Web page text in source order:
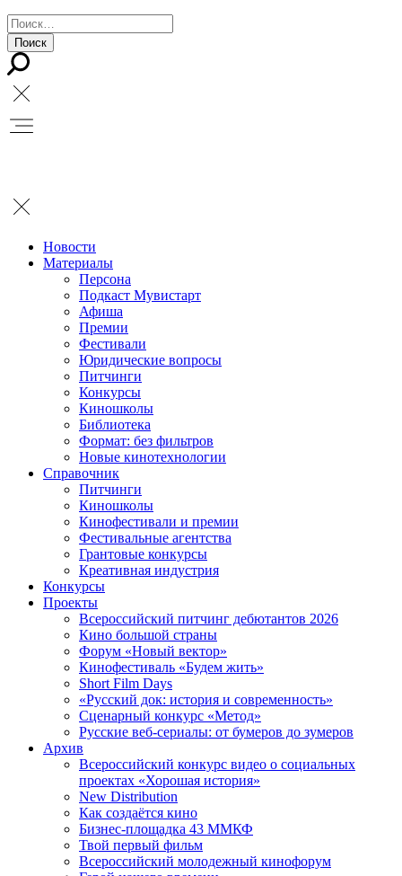
Новости
Материалы
Персона
Подкаст Мувистарт
Афиша
Премии
Фестивали
Юридические вопросы
Питчинги
Конкурсы
Киношколы
Библиотека
Формат: без фильтров
Новые кинотехнологии
Справочник
Питчинги
Киношколы
Кинофестивали и премии
Фестивальные агентства
Грантовые конкурсы
Креативная индустрия
Конкурсы
Проекты
Всероссийский питчинг дебютантов 2026
Кино большой страны
Форум «Новый вектор»
Кинофестиваль «Будем жить»
Short Film Days
«Русский док: история и современность»
Сценарный конкурс «Метод»
Русские веб-сериалы: от бумеров до зумеров
Архив
Всероссийский конкурс видео о социальных
проектах «Хорошая история»
New Distribution
Как создаётся кино
Бизнес-площадка 43 ММКФ
Твой первый фильм
Всероссийский молодежный кинофорум